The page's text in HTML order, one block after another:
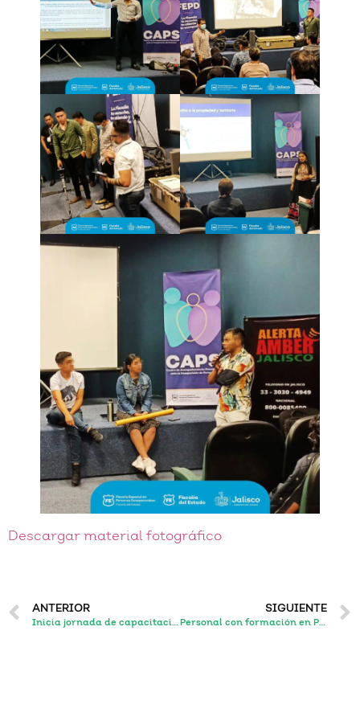
Descargar material fotográfico
ANTERIOR
Inicia jornada de capacitación para personal del Centro de Acompañamiento Psicosocial de la Fiscalía Especial en Personas Desaparecidas
SIGUIENTE
Personal con formación en Psicología, Trabajo Social, Derecho y Antropología mantiene actividades de capacitación para integrar el Centro de Acompañamiento Psicosocial de la FEPD